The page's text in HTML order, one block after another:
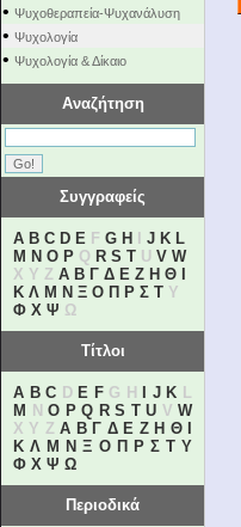
• Ψυχοθεραπεία-Ψυχανάλυση
• Ψυχολογία
• Ψυχολογία & Δίκαιο
Αναζήτηση
Συγγραφείς
A B C D E F G H J K L
M N O P Q R S T U V W
X Y Z Α Β Γ Δ Ε Ζ Η Θ
Κ Λ Μ Ν Ξ Ο Π Ρ Σ Τ Υ
Φ Χ Ψ Ω
Τίτλοι
A B C D E FG H J K L
M
N O P Q R S T U V W
X Y ZΑ Β Γ Δ Ε Ζ Η Θ
Κ Λ Μ Ν Ξ Ο Π Ρ Σ Τ Υ
Φ Χ Ψ Ω
Περιοδικά